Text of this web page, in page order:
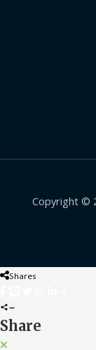
Copyright ©
Shares
Share